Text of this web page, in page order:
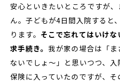
安心といきたいところですが
ん。子どもが4日間入院すると
ります。 そこで忘れてはいけ
求手続き。我が家の場合は「
ないでしょ～」と思いつつ、
保険に入っていたのですが、